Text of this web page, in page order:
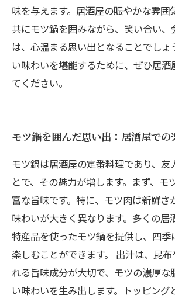
味を与えます。居酒屋の賑やかな雰囲
共にモツ鍋を囲みながら、笑い合い
は、心温まる思い出となることでしょ
い味わいを堪能するために、ぜひ居酒
てください。
モツ鍋を囲んだ思い出：居酒屋での
モツ鍋は居酒屋の定番料理であり、友
とで、その魅力が増します。まず、モ
富な旨味です。特に、モツ肉は新鮮さ
味わいが大きく異なります。多くの居
特産品を使ったモツ鍋を提供し、四季
楽しむことができます。 出汁は、昆
れる旨味成分が大切で、モツの濃厚な
い味わいを生み出します。トッピング